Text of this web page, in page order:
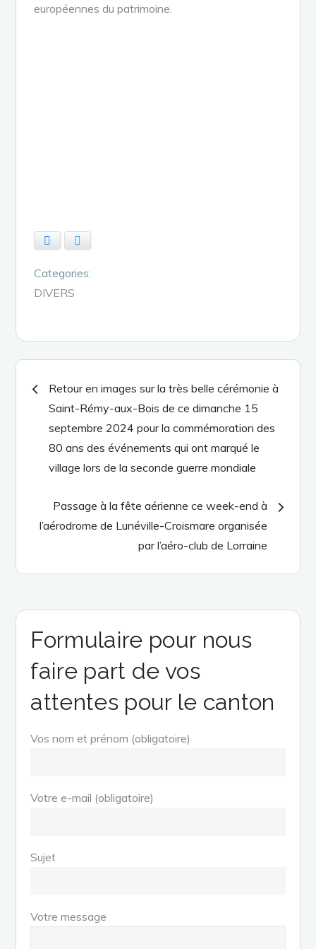
européennes du patrimoine
Categories:
DIVERS
Navigation
de
l’article
Retour en images sur la très belle cérémonie à
Saint-Rémy-aux-Bois de ce dimanche 15
septembre 2024 pour la commémoration des
80 ans des événements qui ont marqué le
village lors de la seconde guerre mondiale
Passage à la fête aérienne ce week-end à
l’aérodrome de Lunéville-Croismare organisée
par l’aéro-club de Lorraine
Formulaire pour nous
faire part de vos
attentes pour le canton
Vos nom et prénom (obligatoire)
Votre e-mail (obligatoire)
Sujet
Votre message